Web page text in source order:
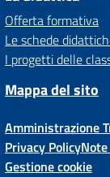
Offerta formativa
Le schede
I progetti delle
Mappa del sito
Amministrazione
Privacy Policy
Gestione cookie